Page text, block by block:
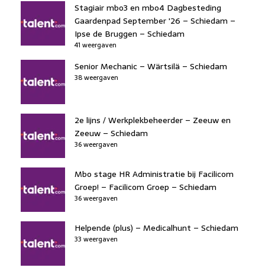
Stagiair mbo3 en mbo4 Dagbesteding
Gaardenpad September '26 – Schiedam –
Ipse de Bruggen – Schiedam
41 weergaven
Senior Mechanic – Wärtsilä – Schiedam
38 weergaven
2e lijns / Werkplekbeheerder – Zeeuw en
Zeeuw – Schiedam
36 weergaven
Mbo stage HR Administratie bij Facilicom
Groep! – Facilicom Groep – Schiedam
36 weergaven
Helpende (plus) – Medicalhunt – Schiedam
33 weergaven